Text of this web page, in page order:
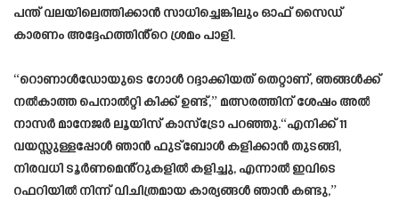
പന്ത് വലയിലെത്തിക്കാൻ സാധിച്ചെങ്കിലും ഓഫ് സൈഡ്
കാരണം അദ്ദേഹത്തിൻ്റെ ശ്രമം പാളി.
“റൊണാൾഡോയുടെ ഗോൾ റദ്ദാക്കിയത് തെറ്റാണ്, ഞങ്ങൾക്ക്
നൽകാത്ത പെനാൽറ്റി കിക്ക് ഉണ്ട്,” മത്സരത്തിന് ശേഷം അൽ
നാസർ മാനേജർ ലൂയിസ് കാസ്ട്രോ പറഞ്ഞു.“എനിക്ക് 11
വയസ്സുള്ളപ്പോൾ ഞാൻ ഫുട്ബോൾ കളിക്കാൻ തുടങ്ങി,
നിരവധി ടൂർണമെൻ്റുകളിൽ കളിച്ചു, എന്നാൽ ഇവിടെ
റഫറിയിൽ നിന്ന് വിചിത്രമായ കാര്യങ്ങൾ ഞാൻ കണ്ടു,”